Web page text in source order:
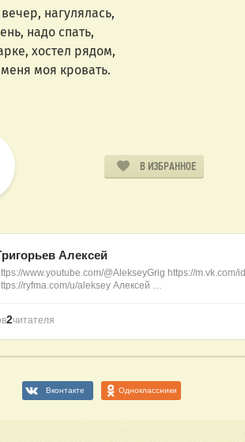
нагулялась,
надо спать,
хостел рядом,
моя кровать.
В ИЗБРАННОЕ
Алексей
www.youtube.com/@AlekseyGrig https://m.vk.com/
ryfma.com/u/aleksey Алексей …
2читателя
Вконтакте Одноклассники